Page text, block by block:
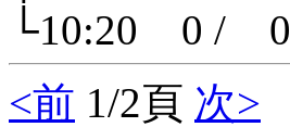
└10:20 0 / 0
<前 1/2頁 次>